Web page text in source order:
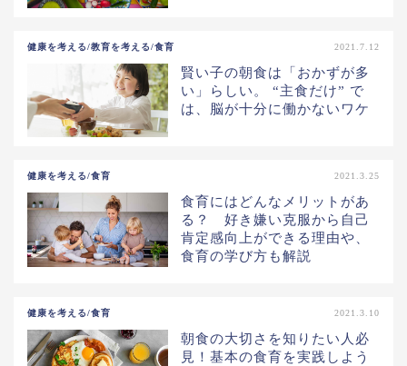
健康を考える/教育を考える/食育 2021.7.12
賢い子の朝食は「おかずが多
い」らしい。 “主食だけ” で
は、脳が十分に働かないワケ
健康を考える/食育 2021.3.25
食育にはどんなメリットがあ
る？ 好き嫌い克服から自己
肯定感向上ができる理由や、
食育の学び方も解説
健康を考える/食育 2021.3.10
朝食の大切さを知りたい人必
見！基本の食育を実践しよう